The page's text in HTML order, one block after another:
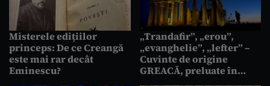
Misterele edițiilor
princeps: De ce Creangă
este mai rar decât
Eminescu?
„Trandafir”, „erou”,
„evanghelie”, „lefter” –
Cuvinte de origine
GREACĂ, preluate în